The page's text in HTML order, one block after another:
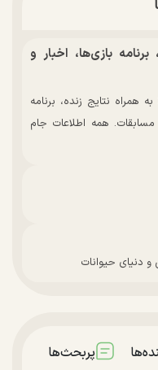
2026 | نتایج، برنامه بازی‌ها، اخبار و
مشاهده جدول کامل جام جهانی 2026 به همراه نتایج زنده، برنامه
همه اطلاعات جام
دنیای حیوانات
پربحث‌ها